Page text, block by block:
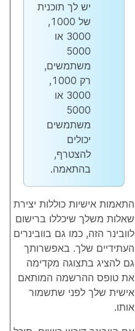
יש לך תוכנית
של 1000,
3000 או
5000
משתמשים,
רק 1000,
3000 או
5000
משתמשים
יכולים
להצטרף,
בהתאמה.
התאמות אישיות כוללות יצירת
שאלות משלך שיכללו ברישום
לוובינר הזה, כמו גם בוובינרים
העתידיים שלך. באפשרותך
גם להציג בתצוגה מקדימה
את טופס ההרשמה המותאם
אישית שלך לפני שתשמור
אותו.